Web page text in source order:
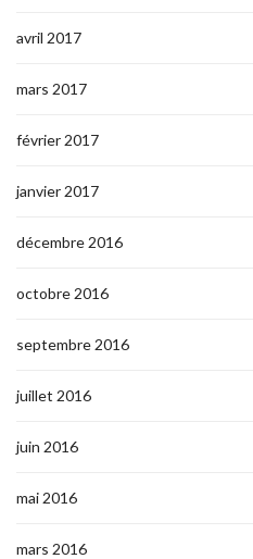
avril 2017
mars 2017
février 2017
janvier 2017
décembre 2016
octobre 2016
septembre 2016
juillet 2016
juin 2016
mai 2016
mars 2016